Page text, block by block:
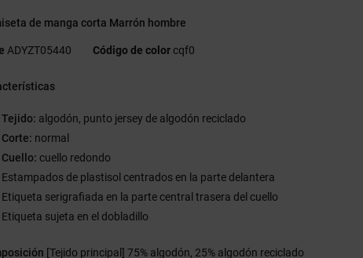
de manga corta Marrón hombre
ADYZT05440 Código de color cqf0
Tejido: algodón, punto jersey de algodón reciclado
Corte: normal
Cuello: cuello redondo
Estampados de plastisol centrados en la parte delantera
Etiqueta serigrafiada en la parte central trasera del cuello
Etiqueta sujeta en el dobladillo
[Tejido principal] 75% algodón, 25% algodón reciclado